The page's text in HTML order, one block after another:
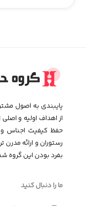
پایبندی به اصول
از اهداف اولیه و
حفظ کیفیت اجناس
رستوران و ارائه
بفرد بودن این گروه
ما را دنبال کنید